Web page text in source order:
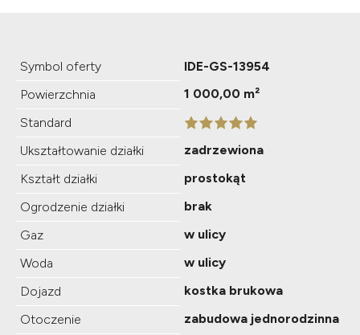
Symbol oferty
IDE-GS-13954
Powierzchnia
1 000,00 m²
Standard
Ukształtowanie działki
zadrzewiona
Kształt działki
prostokąt
Ogrodzenie działki
brak
Gaz
w ulicy
Woda
w ulicy
Dojazd
kostka brukowa
Otoczenie
zabudowa jednorodzinna